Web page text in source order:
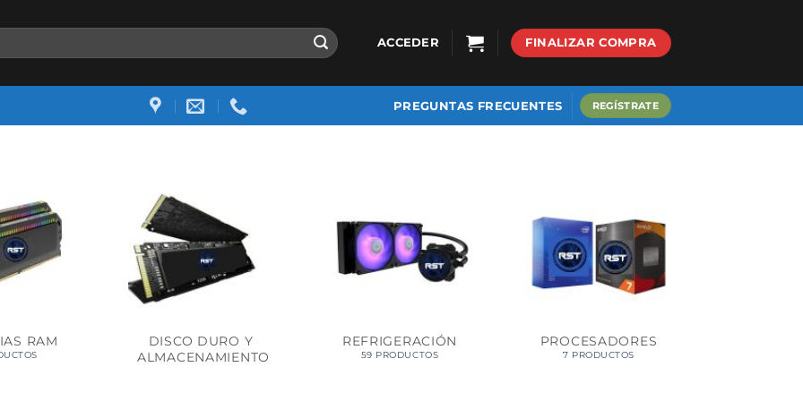
ACCEDER FINALIZAR COMPRA
PREGUNTAS FRECUENTES REGÍSTRATE
RAM
DISCO DURO Y
ALMACENAMIENTO
REFRIGERACIÓN
59 PRODUCTOS
PROCESADORES
7 PRODUCTOS